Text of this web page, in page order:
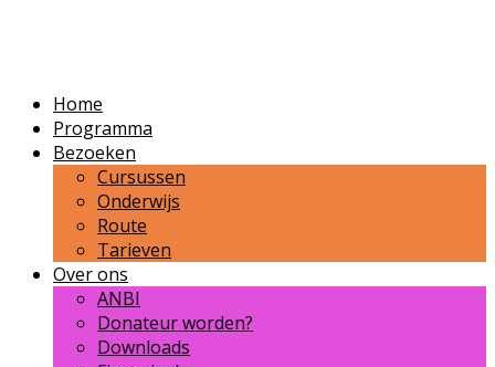
Home
Programma
Bezoeken
Cursussen
Onderwijs
Route
Tarieven
Over ons
ANBI
Donateur worden?
Downloads